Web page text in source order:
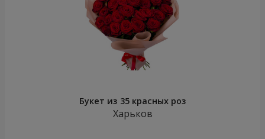
Букет из 35 красных роз
Харьков